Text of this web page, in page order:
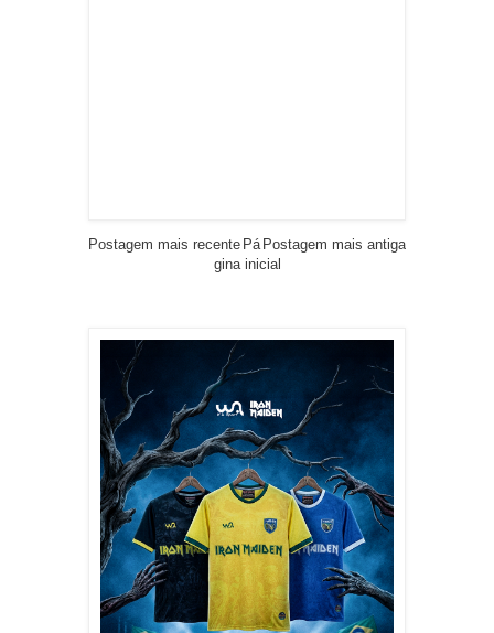
Postagem mais recente Postagem mais antiga
Pá
gina inicial